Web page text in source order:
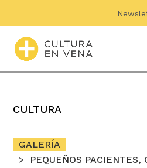
CULTURA
GALERÍA
PEQUEÑOS PACIENTES,